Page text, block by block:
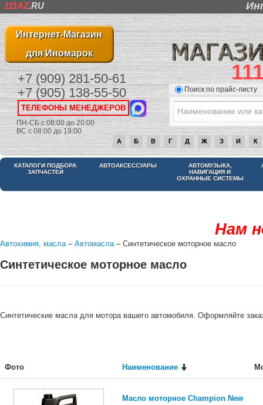
111AZ.RU
Интернет-Магазин
для Иномарок
+7 (909) 281-50-61
+7 (905) 138-55-50
ТЕЛЕФОНЫ МЕНЕДЖЕРОВ
ПН-СБ с 08:00 до 20:00
ВС с 08:00 до 19:00
Поиск по прайс-листу
А Б В Г Д Ж З И К
КАТАЛОГИ ПОДБОРА
ЗАПЧАСТЕЙ
АВТОАКСЕССУАРЫ
АВТОМУЗЫКА,
НАВИГАЦИЯ И
ОХРАННЫЕ СИСТЕМЫ
Нам
Автохимия, масла– Автомасла– Синтетическое моторное масло
Синтетическое моторное масло
Синтетические масла для мотора вашего автомобиля. Оформляйте
Фото Наименование
Масло моторное Champion New